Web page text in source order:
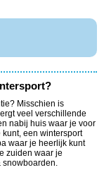
Misschien is
veel verschillende
nabij huis waar je voor
een wintersport
waar je heerlijk kunt
zuiden waar je
snowboarden.